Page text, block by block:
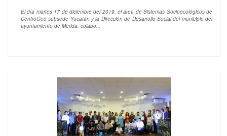
El día martes 17 de diciembre del 2019, el área de Sistemas Socioecológicos de
CentroGeo subsede Yucatán y la Dirección de Desarrollo Social del municipio del
ayuntamiento de Mérida, colabo...